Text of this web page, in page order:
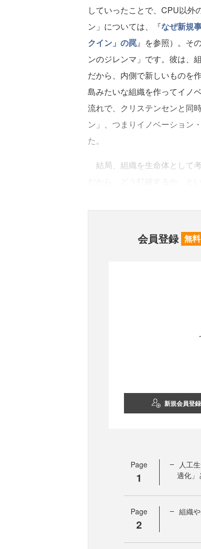
していったことで、CPU以外
ン」については、『なぜ新規
クイン」の罠』を参照）。そ
ンのジレンマ」です。彼は、
だから、内側で新しいものを
島みたいな組織を作ってイノ
流れで、クリステンセンと同
ン」、つまりイノベーション
た。
結局、組織を生命体として
会員登録 無料
新規会員登録
Page
1
人工
適化」
Page
2
組織